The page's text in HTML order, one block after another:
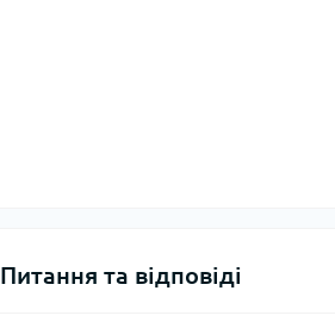
Питання та відповіді